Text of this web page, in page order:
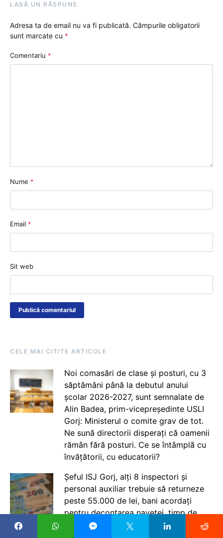
LASĂ UN RĂSPUNS
Adresa ta de email nu va fi publicată. Câmpurile obligatorii
sunt marcate cu *
Comentariu *
Nume *
Email *
Sit web
CELE MAI CITITE ARTICOLE
Noi comasări de clase și posturi, cu 3
săptămâni până la debutul anului
școlar 2026-2027, sunt semnalate de
Alin Badea, prim-vicepreședinte USLI
Gorj: Ministerul o comite grav de tot.
Ne sună directorii disperați că oamenii
rămân fără posturi. Ce se întâmplă cu
învățătorii, cu educatorii?
Șeful ISJ Gorj, alți 8 inspectori și
personal auxiliar trebuie să returneze
peste 55.000 de lei, bani acordați
pentru decontarea navetei, timp de
peste un an / Inspectorul general,